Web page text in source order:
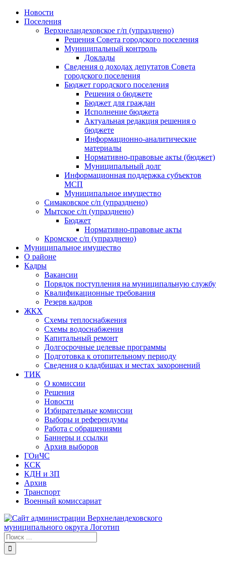
Skip
Новости
Поселения
Верхнеландеховское г/п (упразднено)
Решения Совета городского поселения
Муниципальный контроль
Доклады
Сведения о доходах депутатов Совета
городского поселения
Бюджет городского поселения
Решения о бюджете
Бюджет для граждан
Исполнение бюджета
Актуальная редакция решения о
бюджете
Информационно-аналитические
материалы
Нормативно-правовые акты (бюджет)
Муниципальный долг
Информационная поддержка субъектов
МСП
Муниципальное имущество
Симаковское с/п (упразднено)
Мытское с/п (упразднено)
Бюджет
Нормативно-правовые акты
Кромское с/п (упразднено)
Муниципальное имущество
О районе
Кадры
Вакансии
Порядок поступления на муниципальную службу
Квалификационные требования
Резерв кадров
ЖКХ
Схемы теплоснабжения
Схемы водоснабжения
Капитальный ремонт
Долгосрочные целевые программы
Подготовка к отопительному периоду
Сведения о кладбищах и местах захоронений
ТИК
О комиссии
Решения
Новости
Избирательные комиссии
Выборы и референдумы
Работа с обращениями
Баннеры и ссылки
Архив выборов
ГОиЧС
КСК
КДН и ЗП
Архив
Транспорт
Военный комиссариат
Результат
поиска: